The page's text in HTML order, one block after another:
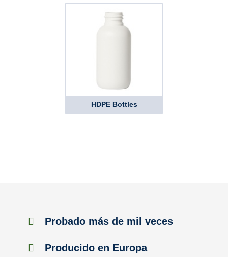
HDPE Bottles
Probado más de mil veces
Producido en Europa